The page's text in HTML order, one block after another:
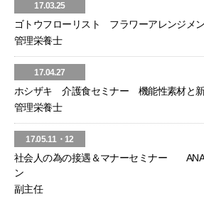
17.03.25
ゴトウフローリスト フラワーアレンジメ
管理栄養士
17.04.27
ホシザキ 介護食セミナー 機能性素材と
管理栄養士
17.05.11・12
社会人の為の接遇＆マナーセミナー ANA
ン
副主任